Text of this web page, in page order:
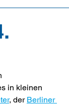
in kleinen
, der Berliner